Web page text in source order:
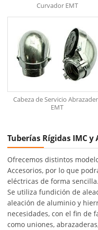
Curvador EMT
Cabeza de Servicio
EMT
Tuberías Rígidas IMC y
Ofrecemos distintos
Accesorios, por lo que
eléctricas de forma sencilla.
Se utiliza fundición de
aleación de aluminio y
necesidades, con el fin de
como uniones,